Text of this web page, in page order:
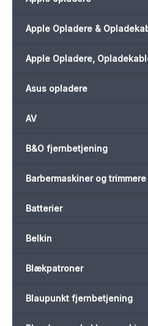
Apple Opladere &
Apple Opladere,
Asus opladere
AV
B&O fjernbetjening
Barbermaskiner og trimmere
Batterier
Belkin
Blækpatroner
Blaupunkt fjernbetjening